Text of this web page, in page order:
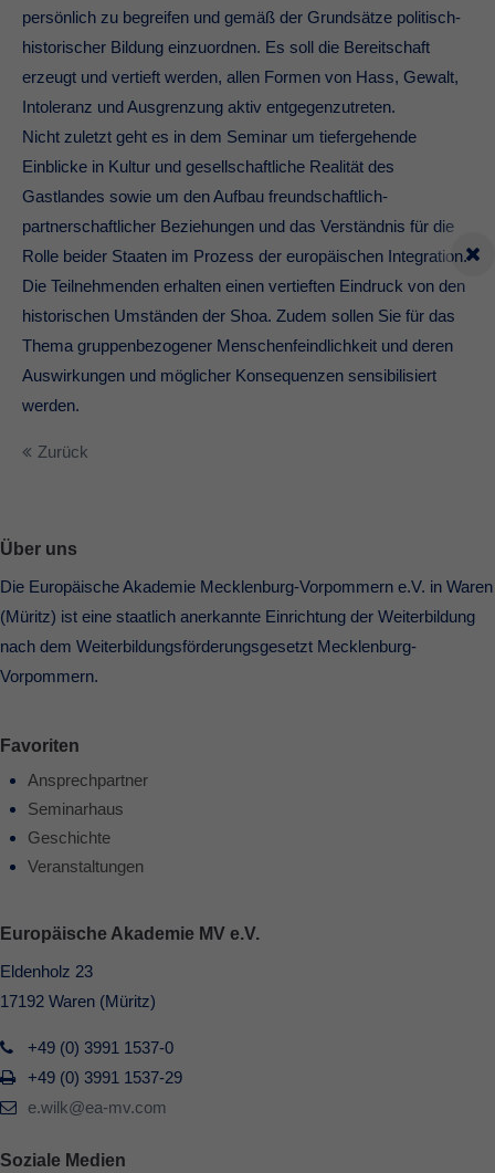
persönlich zu begreifen und gemäß der Grundsätze politisch-
historischer Bildung einzuordnen. Es soll die Bereitschaft
erzeugt und vertieft werden, allen Formen von Hass, Gewalt,
Intoleranz und Ausgrenzung aktiv entgegenzutreten.
Nicht zuletzt geht es in dem Seminar um tiefergehende
Einblicke in Kultur und gesellschaftliche Realität des
Gastlandes sowie um den Aufbau freundschaftlich-
partnerschaftlicher Beziehungen und das Verständnis für die
Rolle beider Staaten im Prozess der europäischen Integration.
Die Teilnehmenden erhalten einen vertieften Eindruck von den
historischen Umständen der Shoa. Zudem sollen Sie für das
Thema gruppenbezogener Menschenfeindlichkeit und deren
Auswirkungen und möglicher Konsequenzen sensibilisiert
werden.
Zurück
Über uns
Die Europäische Akademie Mecklenburg-Vorpommern e.V. in Waren
(Müritz) ist eine staatlich anerkannte Einrichtung der Weiterbildung
nach dem Weiterbildungsförderungsgesetzt Mecklenburg-
Vorpommern.
Favoriten
Ansprechpartner
Seminarhaus
Geschichte
Veranstaltungen
Europäische Akademie MV e.V.
Eldenholz 23
17192 Waren (Müritz)
+49 (0) 3991 1537-0
+49 (0) 3991 1537-29
e.wilk@ea-mv.com
Soziale Medien